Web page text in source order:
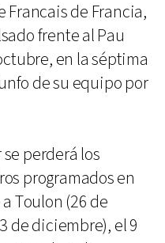
Francais de Francia,
frente al Pau
en la séptima
de su equipo por
perderá los
programados en
Toulon (26 de
de diciembre), el 9